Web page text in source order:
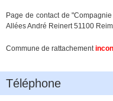
Page de contact de
Allées André Reinert 51100
Commune de rattachement
Téléphone